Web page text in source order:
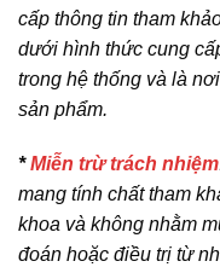
cấp thông tin tham
dưới hình thức cung
trong hệ thống và là
sản phẩm.
*Miễn trừ trách nhiệm
mang tính chất tham
khoa và không nhằm
đoán hoặc điều trị từ